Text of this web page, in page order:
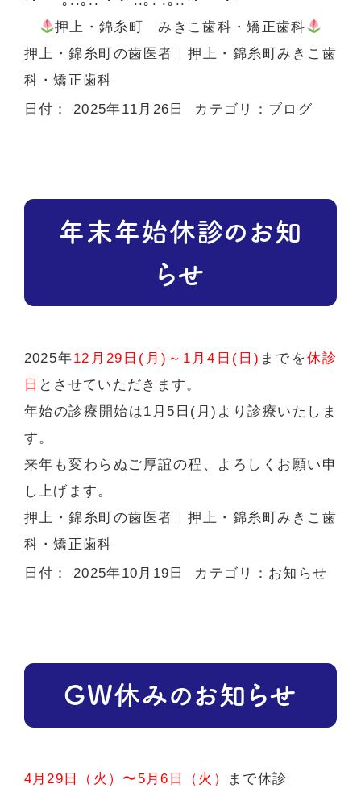
押上・錦糸町 みきこ歯科・矯正歯科
押上・錦糸町の歯医者 ｜押上・錦糸町みきこ歯
科・矯正歯科
日付：2025年11月26日 カテゴリ： ブログ
年末年始休診のお知
らせ
2025年12月29日(月)～1月4日(日) までを休診
日 とさせていただきます。
年始の診療開始は1月5日(月) より診療いたしま
す。
来年も変わらぬご厚誼の程、よろしくお願い申
し上げます。
押上・錦糸町の歯医者 ｜押上・錦糸町みきこ歯
科・矯正歯科
日付： 2025年10月19日 カテゴリ： お知らせ
GW休みのお知らせ
4月29日（火）〜5月6日（火）
まで休診